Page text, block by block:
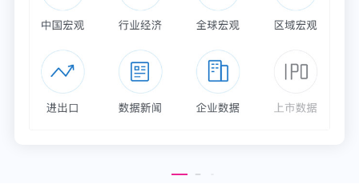
由马云亲自安排进入娱乐圈的，是娱乐圈里的“保送
生”。
2017年11月，范小勤出现在“双十一”晚会现场的观众
席，当穿绿色风衣的马云现身时，他大声喊道：“马